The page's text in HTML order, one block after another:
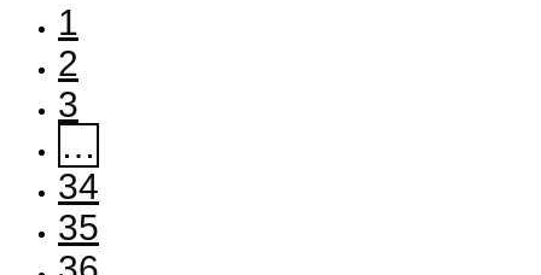
1
2
3
…
34
35